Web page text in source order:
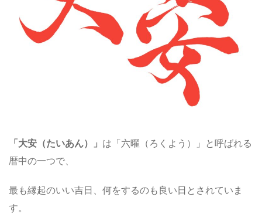
「大安（たいあん）」 は「六曜（ろくよう）」と呼ばれる
暦中の一つで、
最も縁起のいい吉日、何をするのも良い日とされていま
す。